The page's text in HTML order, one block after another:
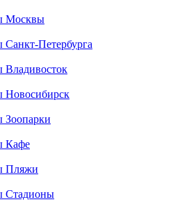
Москвы
Санкт-Петербурга
Владивосток
Новосибирск
Зоопарки
Кафе
Пляжи
Стадионы